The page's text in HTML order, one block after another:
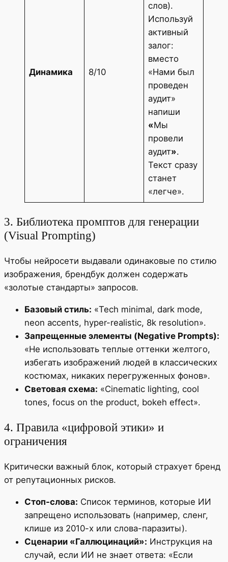
Динамика 8/10
слов).
Используй
активный
залог:
вместо
«Нами был
проведен
аудит»
напиши
«Мы
провели
аудит».
Текст сразу
станет
«легче».
3. Библиотека промптов для генерации
(Visual Prompting)
Чтобы нейросети выдавали одинаковые по стилю
изображения, брендбук должен содержать
«золотые стандарты» запросов.
Базовый стиль: «Tech minimal, dark mode,
neon accents, hyper-realistic, 8k resolution».
Запрещенные элементы (Negative Prompts):
«Не использовать теплые оттенки желтого,
избегать изображений людей в классических
костюмах, никаких перегруженных фонов».
Световая схема: «Cinematic lighting, cool
tones, focus on the product, bokeh effect».
4. Правила «цифровой этики» и
ограничения
Критически важный блок, который страхует бренд
от репутационных рисков.
Стоп-слова: Список терминов, которые ИИ
запрещено использовать (например, сленг,
клише из 2010-х или слова-паразиты).
Сценарии «Галлюцинаций»: Инструкция на
случай, если ИИ не знает ответа: «Если